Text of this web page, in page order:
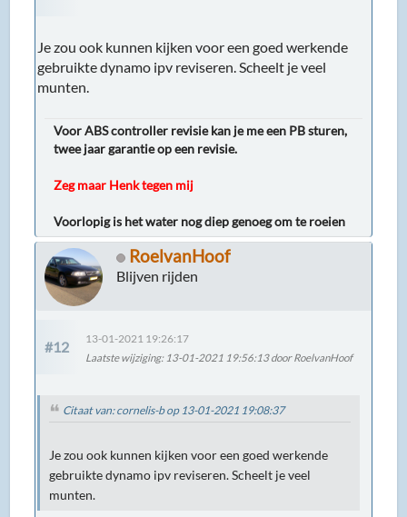
Je zou ook kunnen kijken voor een goed werkende
gebruikte dynamo ipv reviseren. Scheelt je veel
munten.
Voor ABS controller revisie kan je me een PB sturen,
twee jaar garantie op een revisie.
Zeg maar Henk tegen mij
Voorlopig is het water nog diep genoeg om te roeien
RoelvanHoof
Blijven rijden
#12
13-01-2021 19:26:17
Laatste wijziging: 13-01-2021 19:56:13 door RoelvanHoof
Citaat van: cornelis-b op 13-01-2021 19:08:37
Je zou ook kunnen kijken voor een goed werkende
gebruikte dynamo ipv reviseren. Scheelt je veel
munten.